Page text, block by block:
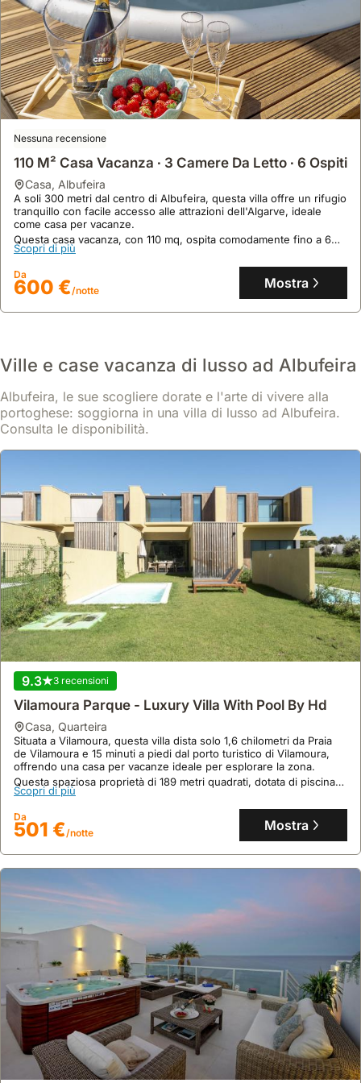
Nessuna recensione
Villa Palancar | Heated Pool, 2 Hot Tubs & Games
Room
casa,Albufeira
A soli 300 metri dalla Marina di Albufeira e dalle spiagge, questa
spaziosa villa offre una posizione privilegiata per esplorare la
attrazioni locali.
Questa casa vacanze, con 160 mq di superficie, dispone di 8
Scopri di più
Da
Nessuna recensione
Apartment Arrifes - Great Central Location !
casa ,Albufeira
Situata nel cuore di Albufeira, questa casa vacanza offre un
Questa villa dispone di aria condizionata, piscina e parcheggio,
ideale per famiglie che cercano comfort e servizi completi.
Scopri di più
Da
977 €/notte Mostra
10 2 recensioni
Casa Da Porta Da Praia- 1 Bedroom Castle Wall
Loft
casa,Albufeira
Nessuna recensione
110 M² Casa Vacanza ∙ 3 Camere Da Letto ∙ 6 Ospiti
casa, Albufeira
A soli 300 metri dal centro di Albufeira, questa villa offre un rifugio
tranquillo con facile accesso alle attrazioni dell'Algarve, ideale
come casa per vacanze.
Questa casa vacanza, con 110 mq, ospita comodamente fino a 6
persone offrendo aria condizionata, piscina e jacuzzi per un
Scopri di più
Da
600 €/notte Mostra
Ville e case vacanza di lusso ad Albufeira
Albufeira, le sue scogliere dorate e l'arte di vivere alla
portoghese: soggiorna in una villa di lusso ad Albufeira.
Consulta le disponibilità.
9.3 3 recensioni
Vilamoura Parque - Luxury Villa With Pool By Hd
casa, Quarteira
Situata a Vilamoura, questa villa dista solo 1,6 chilometri da Praia
de Vilamoura e 15 minuti a piedi dal porto turistico di Vilamoura,
offrendo una casa per vacanze ideale per esplorare la zona.
Questa spaziosa proprietà di 189 metri quadrati, dotata di piscina
privata, WiFi gratuito e parcheggio privato, può ospitare
Scopri di più
Da
501 €/notte Mostra